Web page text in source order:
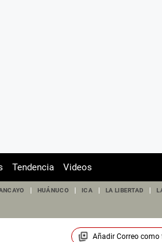
Tendencia Videos
HUÁNUCO ICA LA LIBERTAD
Añadir Correocomo